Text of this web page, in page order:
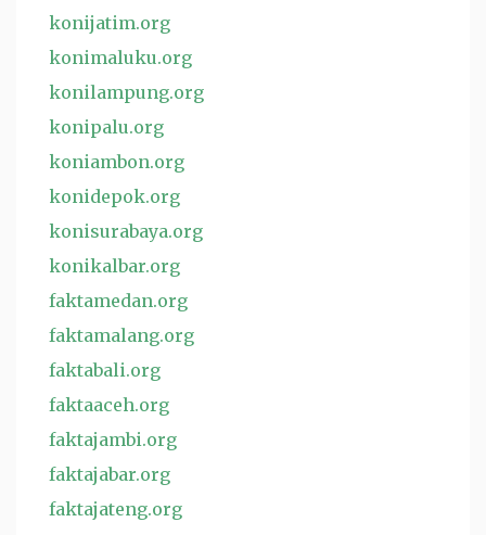
konijatim.org
konimaluku.org
konilampung.org
konipalu.org
koniambon.org
konidepok.org
konisurabaya.org
konikalbar.org
faktamedan.org
faktamalang.org
faktabali.org
faktaaceh.org
faktajambi.org
faktajabar.org
faktajateng.org